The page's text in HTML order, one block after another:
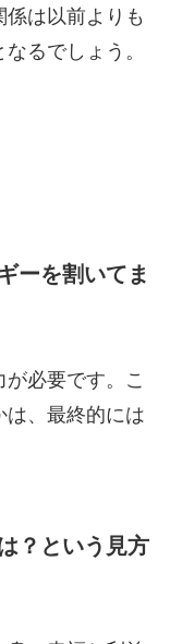
は以前よりも
るでしょう。
ーを割いてま
必要です。こ
は、最終的には
？という見方